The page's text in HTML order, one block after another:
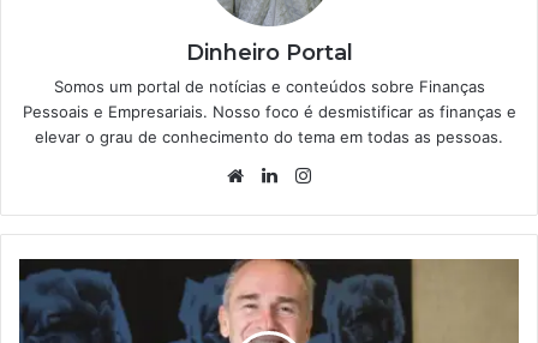
Dinheiro Portal
Somos um portal de notícias e conteúdos sobre Finanças
Pessoais e Empresariais. Nosso foco é desmistificar as finanças e
elevar o grau de conhecimento do tema em todas as pessoas.
WebsiteLinkedin